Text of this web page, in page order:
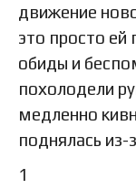
движение
это просто ей
обиды и
похолодели
медленно
поднялась из-
1